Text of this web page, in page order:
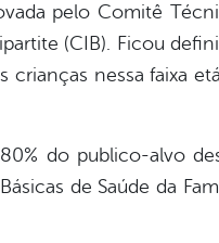
pelo Comitê
(CIB). Ficou
nessa faixa
do publico-alvo
de Saúde da